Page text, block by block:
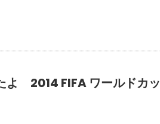
2014 FIFA ワールドカッ